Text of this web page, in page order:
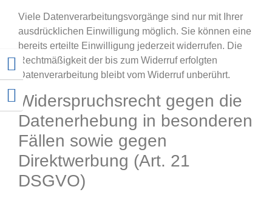
Umschalten auf hohe Kontraste
Schrift vergrößern
Viele Datenverarbeitungsvorgänge sind nur mit Ihrer
ausdrücklichen Einwilligung möglich. Sie können eine
bereits erteilte Einwilligung jederzeit widerrufen. Die
Rechtmäßigkeit der bis zum Widerruf erfolgten
Datenverarbeitung bleibt vom Widerruf unberührt.
Widerspruchsrecht gegen die
Datenerhebung in besonderen
Fällen sowie gegen
Direktwerbung (Art. 21
DSGVO)